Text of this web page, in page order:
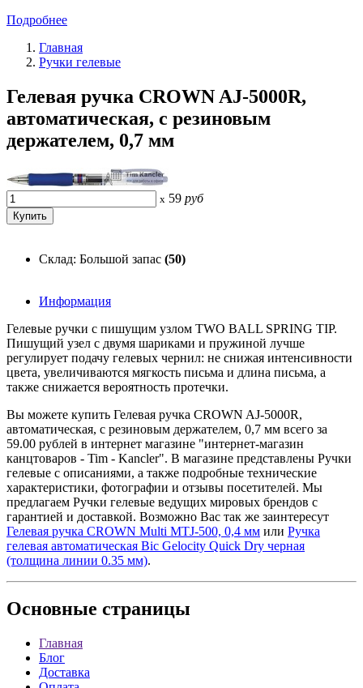
Подробнее
Главная
Ручки гелевые
Гелевая ручка CROWN AJ-5000R,
автоматическая, с резиновым
держателем, 0,7 мм
x 59 руб
Склад: Большой запас (50)
Информация
Гелевые ручки с пишущим узлом TWO BALL SPRING TIP.
Пишущий узел с двумя шариками и пружиной лучше
регулирует подачу гелевых чернил: не снижая интенсивности
цвета, увеличиваются мягкость письма и длина письма, а
также снижается вероятность протечки.
Вы можете купить Гелевая ручка CROWN AJ-5000R,
автоматическая, с резиновым держателем, 0,7 мм всего за
59.00 рублей в интернет магазине "интернет-магазин
канцтоваров - Tim - Kancler". В магазине представлены Ручки
гелевые с описаниями, а также подробные технические
характеристики, фотографии и отзывы посетителей. Мы
предлагаем Ручки гелевые ведущих мировых брендов с
гарантией и доставкой. Возможно Вас так же заинтересут
Гелевая ручка CROWN Multi MTJ-500, 0,4 мм или Ручка
гелевая автоматическая Bic Gelocity Quick Dry черная
(толщина линии 0.35 мм).
Основные страницы
Главная
Блог
Доставка